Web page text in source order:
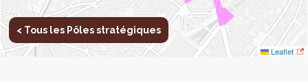
Leaflet
< Tous les Pôles stratégiques